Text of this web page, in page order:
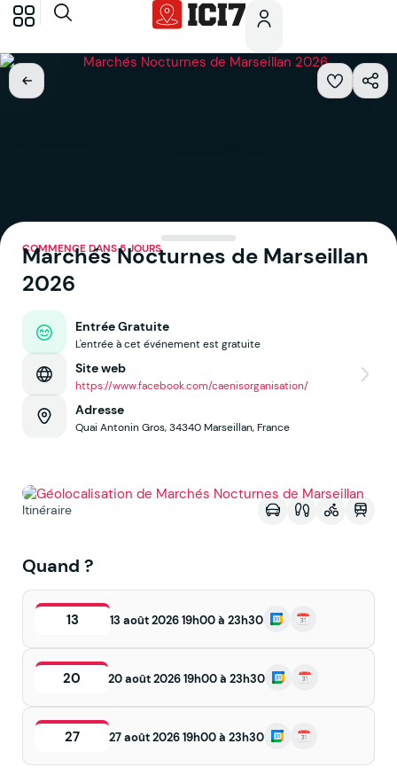
COMMENCE DANS 5 JOURS
Marchés Nocturnes de Marseillan
2026
Entrée Gratuite
L'entrée à cet événement est gratuite
Site web
https://www.facebook.com/caenisorganisation/
Adresse
Quai Antonin Gros, 34340 Marseillan, France
Itinéraire
Quand ?
13 13 août 2026 19h00 à 23h30
20 20 août 2026 19h00 à 23h30
27 27 août 2026 19h00 à 23h30